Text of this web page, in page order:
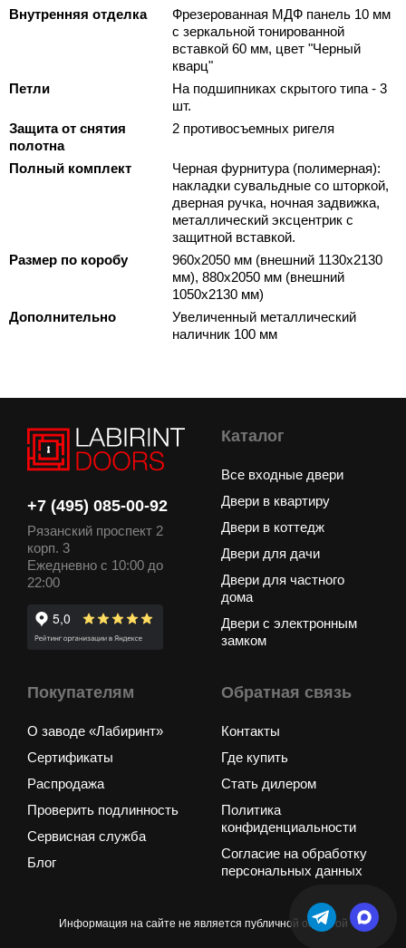
Внутренняя отделка
Фрезерованная МДФ панель 10 мм
с зеркальной тонированной
вставкой 60 мм, цвет "Черный
кварц"
Петли
На подшипниках скрытого типа - 3
шт.
Защита от снятия
полотна
2 противосъемных ригеля
Полный комплект
Черная фурнитура (полимерная):
накладки сувальдные со шторкой,
дверная ручка, ночная задвижка,
металлический эксцентрик с
защитной вставкой.
Размер по коробу
960х2050 мм (внешний 1130х2130
мм), 880х2050 мм (внешний
1050х2130 мм)
Дополнительно
Увеличенный металлический
наличник 100 мм
+7 (495) 085-00-92
Рязанский проспект 2
корп. 3
Ежедневно с 10:00 до
22:00
Каталог
Все входные двери
Двери в квартиру
Двери в коттедж
Двери для дачи
Двери для частного
дома
Двери с электронным
замком
Покупателям
О заводе «Лабиринт»
Сертификаты
Распродажа
Проверить подлинность
Сервисная служба
Блог
Обратная связь
Контакты
Где купить
Стать дилером
Политика
конфиденциальности
Согласие на обработку
персональных данных
Информация на сайте не является публичной офертой